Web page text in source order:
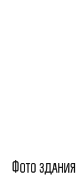
Фото здания